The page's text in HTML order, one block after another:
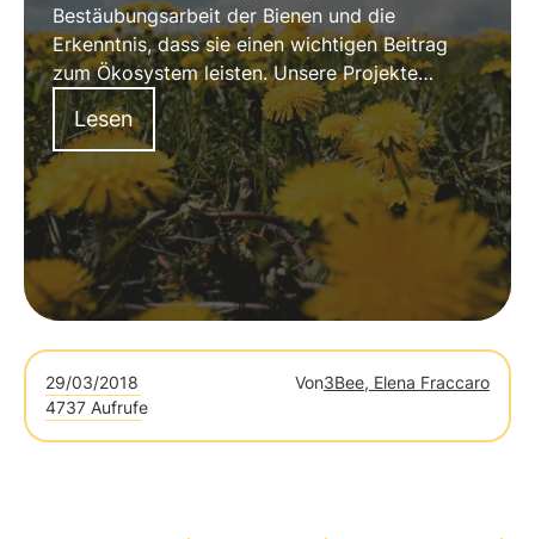
Bestäubungsarbeit der Bienen und die
Erkenntnis, dass sie einen wichtigen Beitrag
zum Ökosystem leisten. Unsere Projekte
unterstützen die Artenvielfalt und sorgen durch
unsere Züchter für eine gesunde Umwelt für
Bestäuber.
Lesen
29/03/2018 Von3Bee, Elena Fraccaro
4737 Aufrufe